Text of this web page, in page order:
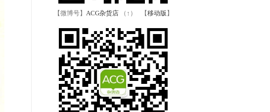
【微博号】 ACG杂货店 （↑） 【移动版 】